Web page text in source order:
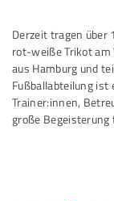
Derzeit tragen über
rot-weiße Trikot am
aus Hamburg und
Fußballabteilung
Trainer:innen,
große Begeisterung